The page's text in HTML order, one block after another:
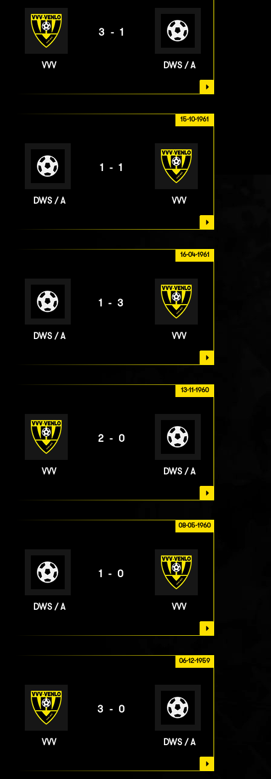
VVV
3-1
DWS / A
15-10-1961
DWS / A
1-1
VVV
16-04-1961
DWS / A
1-3
VVV
13-11-1960
VVV
2-0
DWS / A
08-05-1960
DWS / A
1-0
VVV
06-12-1959
VVV
3-0
DWS / A